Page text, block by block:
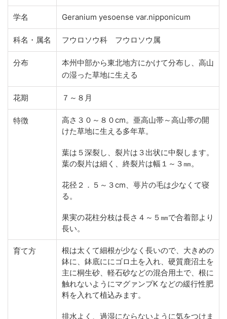
学名 Geranium yesoense var.nipponicum
科名・属名 フウロソウ科 フウロソウ属
分布
本州中部から東北地方にかけて分布し、高山
の湿った草地に生える
花期 ７～８月
特徴
高さ３０～８０cm。亜高山帯～高山帯の開
けた草地に生える多年草。
葉は５深裂し、裂片は３出状に中裂します。
葉の裂片は細く、終裂片は幅１～３㎜。
花径２．５～３cm、萼片の毛は少なくて寝
る。
果実の花柱分枝は長さ４～５㎜で合着部より
長い。
育て方
根は太くて細根が少なく長いので、大きめの
鉢に、鉢底ににゴロ土を入れ、硬質鹿沼土を
主に桐生砂、軽石砂などの混合用土で、根に
触れないようにマグァンプK などの緩行性肥
料を入れて植込みます。
排水よく、過湿にならないように気をつけま